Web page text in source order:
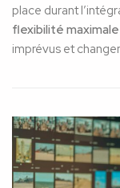
place durant
flexibilité
imprévus et